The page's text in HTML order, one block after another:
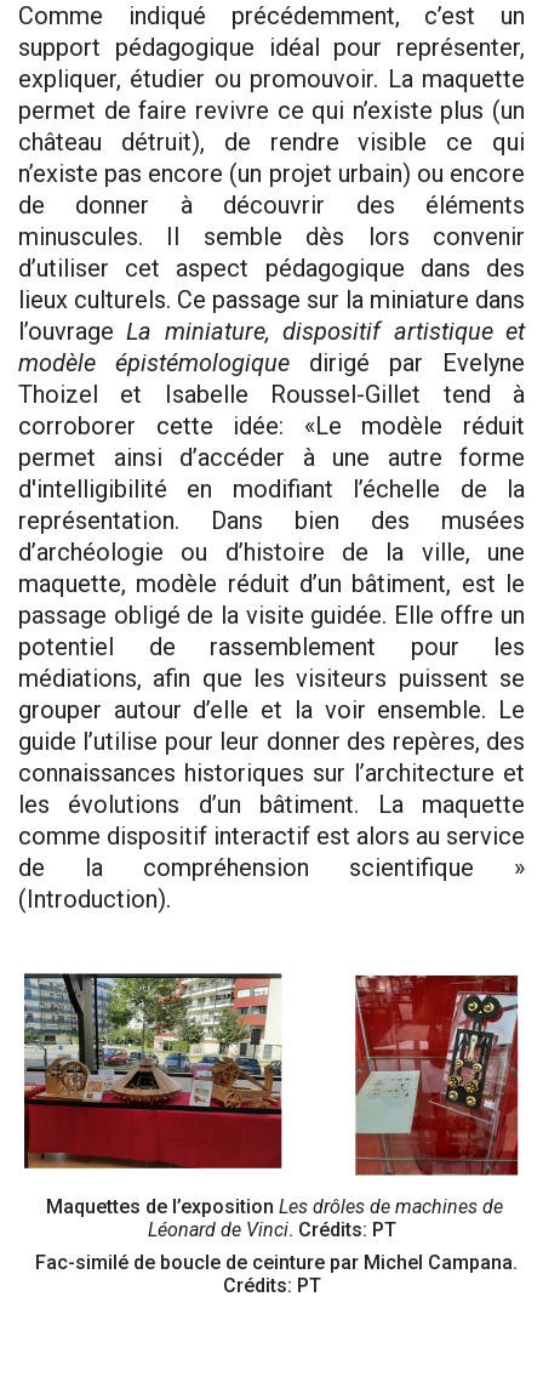
Comme indiqué précédemment, c’est un
support pédagogique idéal pour représenter,
expliquer, étudier ou promouvoir. La maquette
permet de faire revivre ce qui n’existe plus (un
château détruit), de rendre visible ce qui
n’existe pas encore (un projet urbain) ou encore
de donner à découvrir des éléments
minuscules. Il semble dès lors convenir
d’utiliser cet aspect pédagogique dans des
lieux culturels. Ce passage sur la miniature dans
l’ouvrageLa miniature, dispositif artistique et
modèle épistémologique dirigé par Evelyne
Thoizel et Isabelle Roussel-Gillet tend à
corroborer cette idée: «Le modèle réduit
permet ainsi d’accéder à une autre forme
d'intelligibilité en modifiant l’échelle de la
représentation. Dans bien des musées
d’archéologie ou d’histoire de la ville, une
maquette, modèle réduit d’un bâtiment, est le
passage obligé de la visite guidée. Elle offre un
potentiel de rassemblement pour les
médiations, afin que les visiteurs puissent se
grouper autour d’elle et la voir ensemble. Le
guide l’utilise pour leur donner des repères, des
connaissances historiques sur l’architecture et
les évolutions d’un bâtiment. La maquette
comme dispositif interactif est alors au service
de la compréhension scientifique »
(Introduction).
Maquettes de l’exposition Les drôles de machines de
Léonard de Vinci. Crédits: PT
Fac-similé de boucle de ceinture par Michel Campana.
Crédits: PT